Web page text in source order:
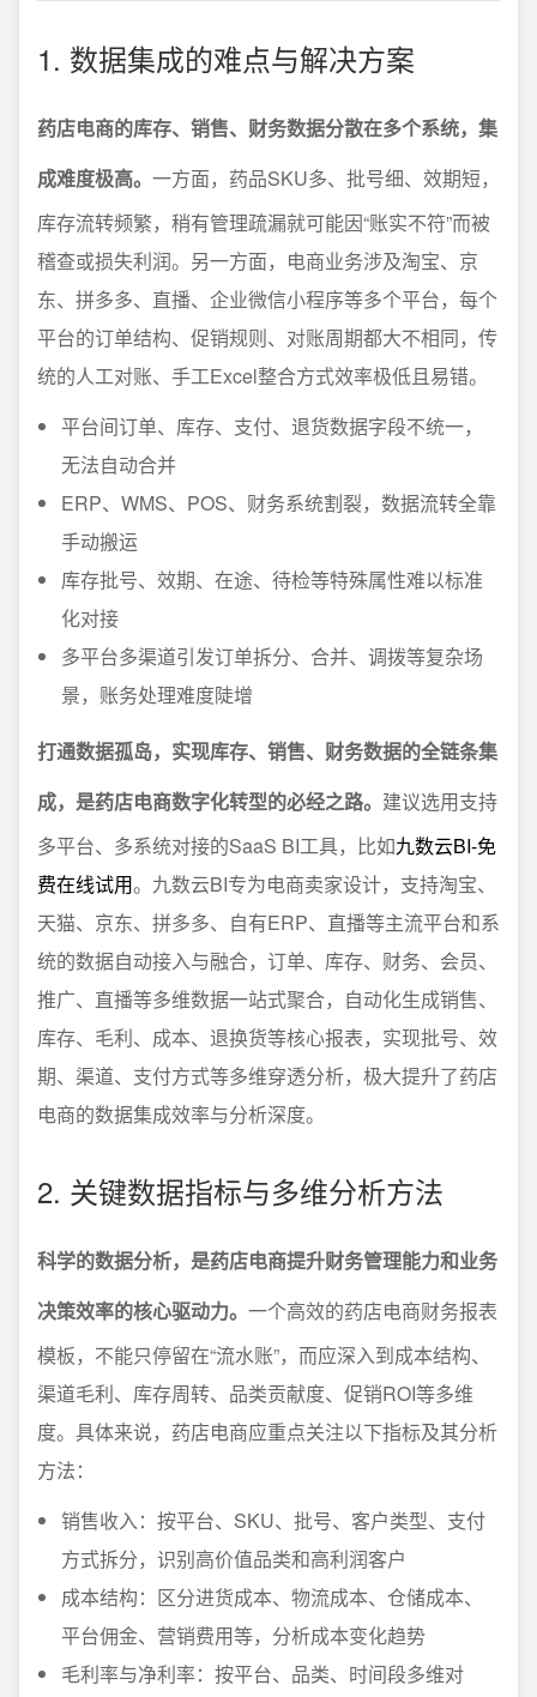
1. 数据集成的难点与解决方案
药店电商的库存、销售、财务数据分散在多个系统，集
成难度极高。 一方面，药品SKU多、批号细、效期短，
库存流转频繁，稍有管理疏漏就可能因“账实不符”而被
稽查或损失利润。另一方面，电商业务涉及淘宝、京
东、拼多多、直播、企业微信小程序等多个平台，每个
平台的订单结构、促销规则、对账周期都大不相同，传
统的人工对账、手工Excel整合方式效率极低且易错。
平台间订单、库存、支付、退货数据字段不统一，
无法自动合并
ERP、WMS、POS、财务系统割裂，数据流转全靠
手动搬运
库存批号、效期、在途、待检等特殊属性难以标准
化对接
多平台多渠道引发订单拆分、合并、调拨等复杂场
景，账务处理难度陡增
打通数据孤岛，实现库存、销售、财务数据的全链条集
成，是药店电商数字化转型的必经之路。 建议选用支持
多平台、多系统对接的SaaS BI工具，比如九数云BI-免
费在线试用。九数云BI专为电商卖家设计，支持淘宝、
天猫、京东、拼多多、自有ERP、直播等主流平台和系
统的数据自动接入与融合，订单、库存、财务、会员、
推广、直播等多维数据一站式聚合，自动化生成销售、
库存、毛利、成本、退换货等核心报表，实现批号、效
期、渠道、支付方式等多维穿透分析，极大提升了药店
电商的数据集成效率与分析深度。
2. 关键数据指标与多维分析方法
科学的数据分析，是药店电商提升财务管理能力和业务
决策效率的核心驱动力。 一个高效的药店电商财务报表
模板，不能只停留在“流水账”，而应深入到成本结构、
渠道毛利、库存周转、品类贡献度、促销ROI等多维
度。具体来说，药店电商应重点关注以下指标及其分析
方法：
销售收入：按平台、SKU、批号、客户类型、支付
方式拆分，识别高价值品类和高利润客户
成本结构：区分进货成本、物流成本、仓储成本、
平台佣金、营销费用等，分析成本变化趋势
毛利率与净利率：按平台、品类、时间段多维对